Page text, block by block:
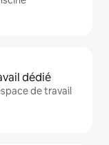
dédié
de travail